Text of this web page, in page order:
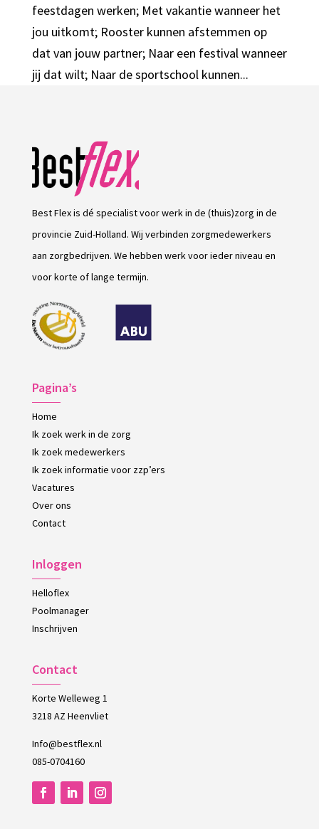
feestdagen werken; Met vakantie wanneer het
jou uitkomt; Rooster kunnen afstemmen op
dat van jouw partner; Naar een festival wanneer
jij dat wilt; Naar de sportschool kunnen...
Best Flex is dé specialist voor werk in de (thuis)zorg in de
provincie Zuid-Holland. Wij verbinden zorgmedewerkers
aan zorgbedrijven. We hebben werk voor ieder niveau en
voor korte of lange termijn.
Pagina’s
Home
Ik zoek werk in de zorg
Ik zoek medewerkers
Ik zoek informatie voor zzp’ers
Vacatures
Over ons
Contact
Inloggen
Helloflex
Poolmanager
Inschrijven
Contact
Korte Welleweg 1
3218 AZ Heenvliet
Info@bestflex.nl
085-0704160